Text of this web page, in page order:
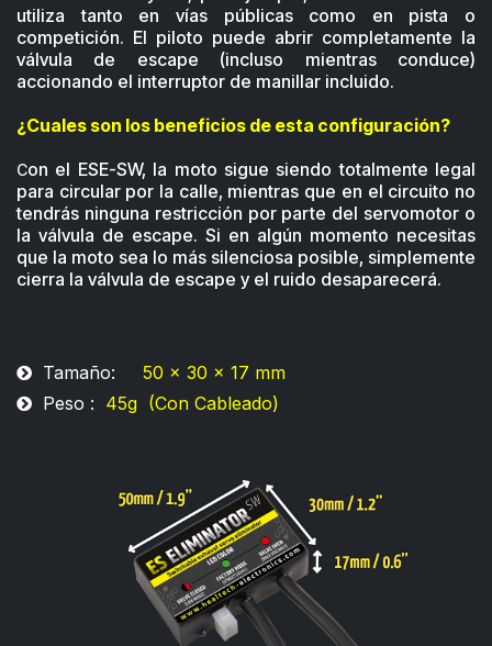
utiliza tanto en vías públicas como en pista o
competición. El piloto puede abrir completamente la
válvula de escape (incluso mientras conduce)
accionando el interruptor de manillar incluido.
¿Cuales son los beneficios de esta configuración?
Con el ESE-SW, la moto sigue siendo totalmente legal
para circular por la calle, mientras que en el circuito no
tendrás ninguna restricción por parte del servomotor o
la válvula de escape. Si en algún momento necesitas
que la moto sea lo más silenciosa posible, simplemente
cierra la válvula de escape y el ruido desaparecerá.​
Tamaño: 50 x 30 x 17 mm
Peso : 45g (Con Cableado)